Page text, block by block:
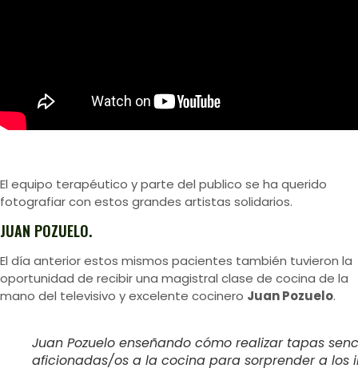
El equipo terapéutico y parte del publico se ha querido
fotografiar con estos grandes artistas solidarios.
JUAN POZUELO.
El día anterior estos mismos pacientes también tuvieron la
oportunidad de recibir una magistral clase de cocina de la
mano del televisivo y excelente cocinero Juan Pozuelo.
Juan Pozuelo enseñando cómo realizar tapas
aficionadas/os a la cocina para sorprender a los